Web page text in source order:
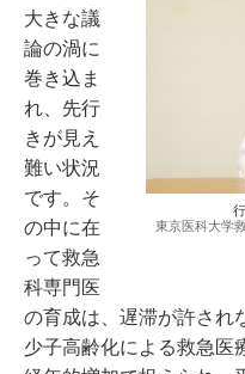
東京医科大学
大きな議
論の渦に
巻き込ま
れ、先行
きが見え
難い状況
です。そ
の中に在
って救急
科専門医
の育成は、遅滞が許され
少子高齢化による救急医